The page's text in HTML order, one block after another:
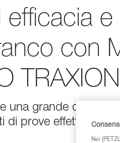
efficacia
con
una grande
di prove effettuate nel
Noi